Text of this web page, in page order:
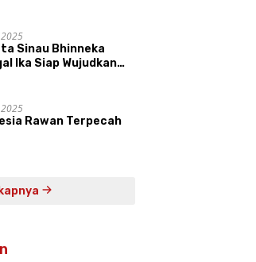
Sinau Bhinneka
Ika Siap Wujudkan
Rawan Terpecah